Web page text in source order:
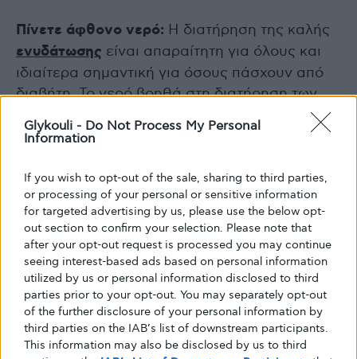
Glykouli - Do Not Process My Personal
Information
If you wish to opt-out of the sale, sharing to third parties,
or processing of your personal or sensitive information
for targeted advertising by us, please use the below opt-
out section to confirm your selection. Please note that
after your opt-out request is processed you may continue
seeing interest-based ads based on personal information
utilized by us or personal information disclosed to third
parties prior to your opt-out. You may separately opt-out
of the further disclosure of your personal information by
third parties on the IAB’s list of downstream participants.
This information may also be disclosed by us to third
Πίνετε άφθονο νερό: Η διατήρηση της καλής
ενυδάτωσης είναι απαραίτητη για όλους και
ιδιαίτερα σημαντική για όσους πάσχουν από
διαβήτη. Το νερό βοηθά στη διατήρηση των
επιπέδων σακχάρου στο αίμα και προάγει την
υγεία των νεφρών.
Τακτικός έλεγχος υγείας
Προληπτική Φροντίδα: Προγραμματίστε
τακτικές εξετάσεις και προβολές για να
παρακολουθείτε τη συνολική υγεία σας. Αυτό
περιλαμβάνειοφθαλμικές εξετάσεις,
οδοντιατρικές εξετάσεις και εξετάσεις ποδιών
για την έγκαιρη ανίχνευση πιθανών
επιπλοκών.